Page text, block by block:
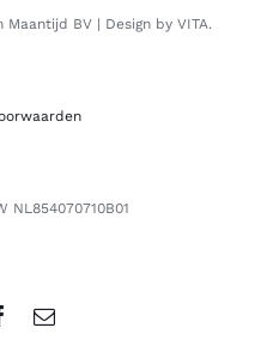
BV | Design by VITA.
NL854070710B01